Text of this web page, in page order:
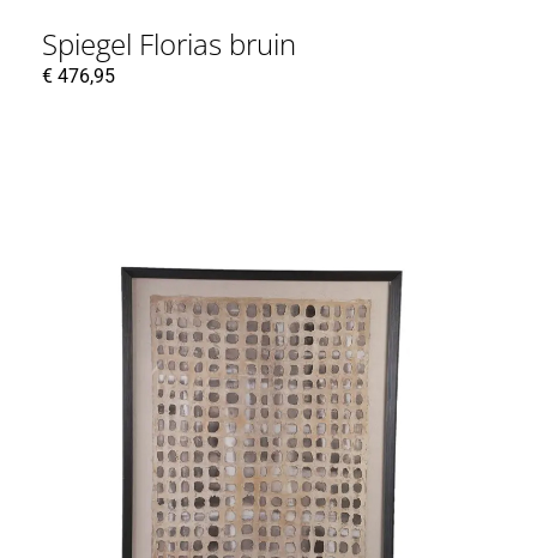
Spiegel Florias bruin
€ 476,95